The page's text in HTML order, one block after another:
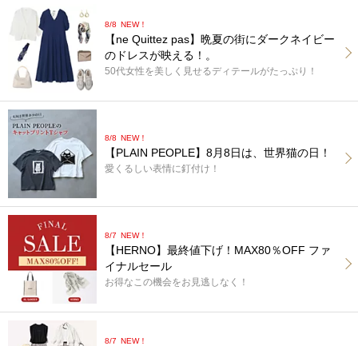
8/8 NEW！
【ne Quittez pas】晩夏の街にダークネイビー
のドレスが映える！。
50代女性を美しく見せるディテールがたっぷり！
8/8 NEW！
【PLAIN PEOPLE】8月8日は、世界猫の日！
愛くるしい表情に釘付け！
8/7 NEW！
【HERNO】最終値下げ！MAX80％OFF ファ
イナルセール
お得なこの機会をお見逃しなく！
8/7 NEW！